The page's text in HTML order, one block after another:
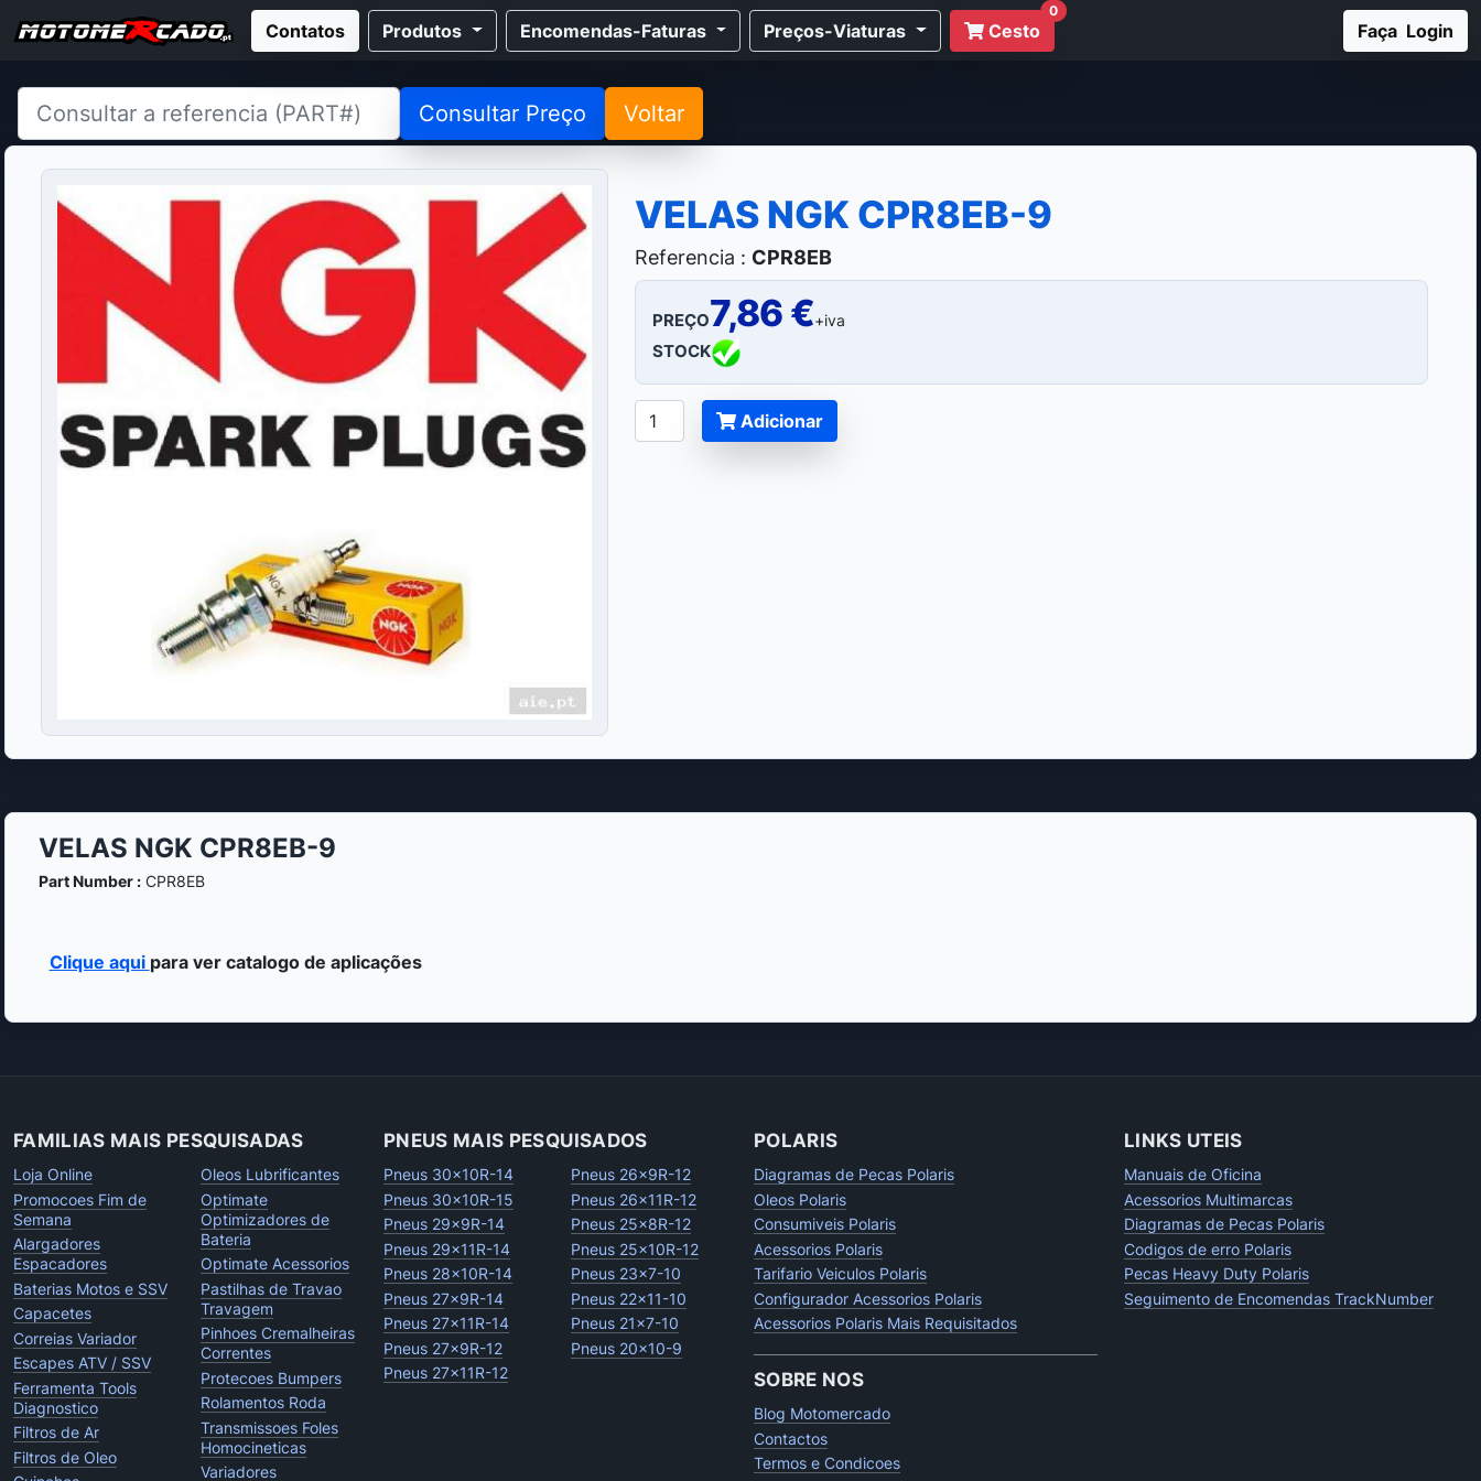
Contatos Produtos Encomendas-Faturas Preços-Viaturas Cesto
0
Faça Login
Consultar Preço Voltar
VELAS NGK CPR8EB-9
Referencia : CPR8EB
PREÇO7,86 €+iva
STOCK
Adicionar
VELAS NGK CPR8EB-9
Part Number :CPR8EB
Clique aqui para ver catalogo de aplicações
FAMILIAS MAIS PESQUISADAS
Loja Online
Promocoes Fim de
Semana
Alargadores
Espacadores
Baterias Motos e SSV
Capacetes
Correias Variador
Escapes ATV / SSV
Ferramenta Tools
Diagnostico
Filtros de Ar
Filtros de Oleo
Oleos Lubrificantes
Optimate
Optimizadores de
Bateria
Optimate Acessorios
Pastilhas de Travao
Travagem
Pinhoes Cremalheiras
Correntes
Protecoes Bumpers
Rolamentos Roda
Transmissoes Foles
Homocineticas
Variadores
PNEUS MAIS PESQUISADOS
Pneus 30x10R-14
Pneus 30x10R-15
Pneus 29x9R-14
Pneus 29x11R-14
Pneus 28x10R-14
Pneus 27x9R-14
Pneus 27x11R-14
Pneus 27x9R-12
Pneus 27x11R-12
Pneus 26x9R-12
Pneus 26x11R-12
Pneus 25x8R-12
Pneus 25x10R-12
Pneus 23x7-10
Pneus 22x11-10
Pneus 21x7-10
Pneus 20x10-9
POLARIS
Diagramas de Pecas Polaris
Oleos Polaris
Consumiveis Polaris
Acessorios Polaris
Tarifario Veiculos Polaris
Configurador Acessorios Polaris
Acessorios Polaris Mais Requisitados
SOBRE NOS
Blog Motomercado
Contactos
Termos e Condicoes
LINKS UTEIS
Manuais de Oficina
Acessorios Multimarcas
Diagramas de Pecas Polaris
Codigos de erro Polaris
Pecas Heavy Duty Polaris
Seguimento de Encomendas TrackNumber